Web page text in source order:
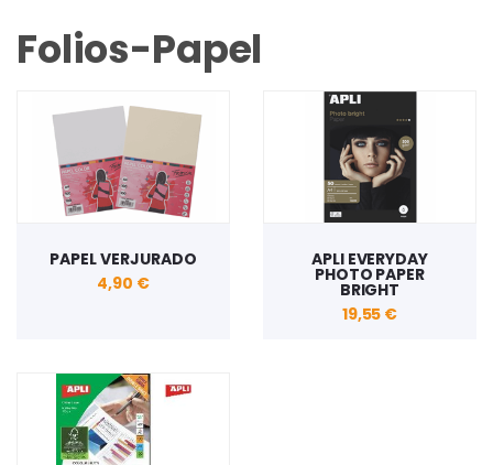
Folios-Papel
PAPEL VERJURADO
4,90 €
APLI EVERYDAY
PHOTO PAPER
BRIGHT
19,55 €